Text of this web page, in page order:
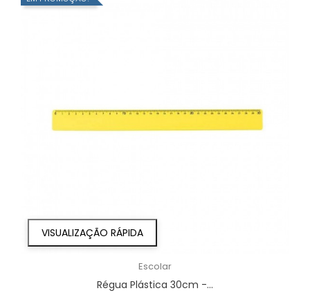
VISUALIZAÇÃO RÁPIDA
Escolar
Régua Plástica 30cm -...